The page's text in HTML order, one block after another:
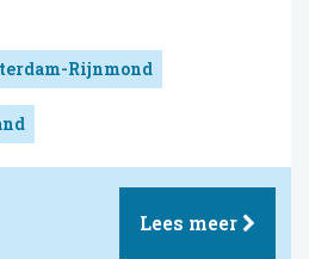
Rijnmond
Lees meer